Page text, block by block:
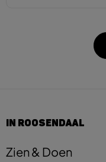
IN ROOSENDAAL
Zien & Doen